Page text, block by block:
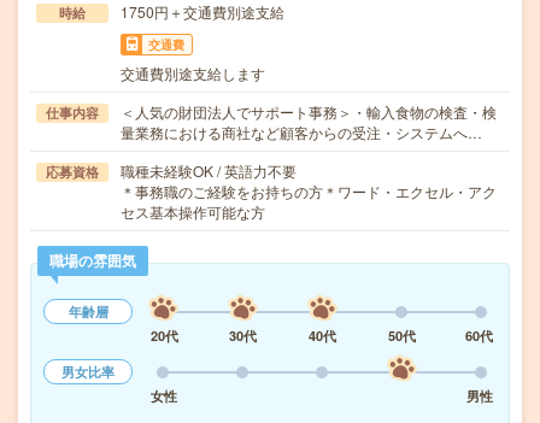
時給 1750円＋交通費別途支給
交通費
交通費別途支給します
仕事内容
＜人気の財団法人でサポート事務＞・輸入食物の検査・検
量業務における商社など顧客からの受注・システムへ…
応募資格
職種未経験OK / 英語力不要
＊事務職のご経験をお持ちの方＊ワード・エクセル・アク
セス基本操作可能な方
職場の雰囲気
年齢層
20代
30代 40代 50代
60代
男女比率
女性
男性